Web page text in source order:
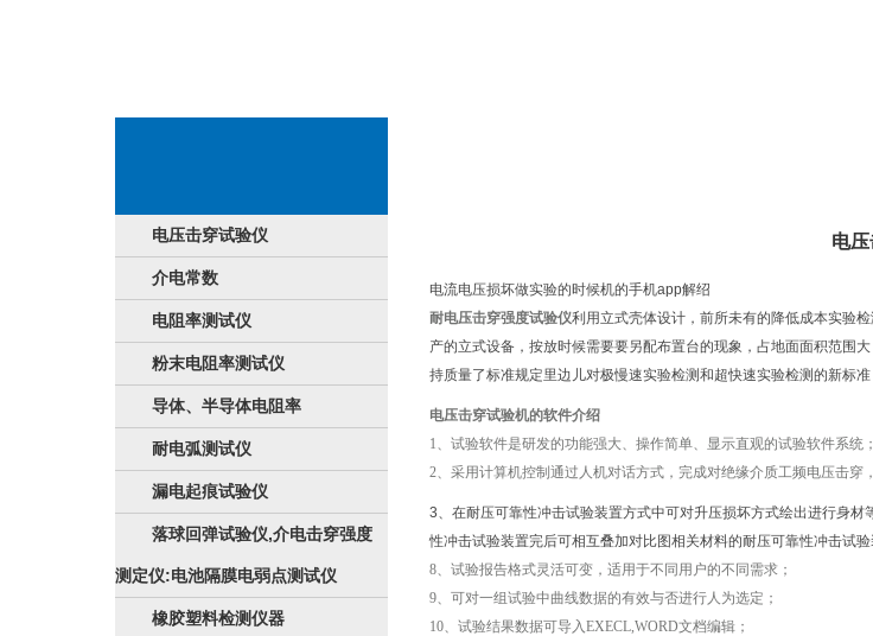
电压击穿试验仪
介电常数
电阻率测试仪
粉末电阻率测试仪
导体、半导体电阻率
耐电弧测试仪
漏电起痕试验仪
落球回弹试验仪,介电击穿强度
测定仪:电池隔膜电弱点测试仪
橡胶塑料检测仪器
电
电流电压损坏做实验的时候机的手机app解绍
耐电压击穿强度试验仪利用立式壳体设计，前所未有的降低成本实验
产的立式设备，按放时候需要要另配布置台的现象，占地面面积范围
持质量了标准规定里边儿对极慢速实验检测和超快速实验检测的新标
电压击穿试验机的软件介绍
1、试验软件是研发的功能强大、操作简单、显示直观的试验软件系统；
2、采用计算机控制通过人机对话方式，完成对绝缘介质工频电压击穿
3、在耐压可靠性冲击试验装置方式中可对升压损坏方式绘出进行身
性冲击试验装置完后可相互叠加对比图相关材料的耐压可靠性冲击试验
8、试验报告格式灵活可变，适用于不同用户的不同需求；
9、可对一组试验中曲线数据的有效与否进行人为选定；
10、试验结果数据可导入EXECL,WORD文档编辑；